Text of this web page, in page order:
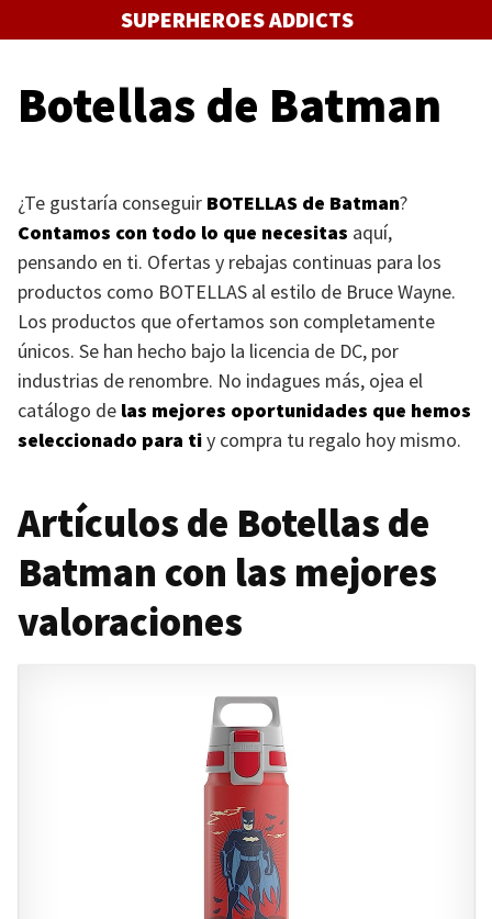
al
SUPERHEROES ADDICTS
Botellas de Batman
¿Te gustaría conseguir BOTELLAS de Batman?
Contamos con todo lo que necesitas aquí,
pensando en ti. Ofertas y rebajas continuas para los
productos como BOTELLAS al estilo de Bruce Wayne.
Los productos que ofertamos son completamente
únicos. Se han hecho bajo la licencia de DC, por
industrias de renombre. No indagues más, ojea el
catálogo de las mejores oportunidades que hemos
seleccionado para tiy compra tu regalo hoy mismo.
Artículos de Botellas de
Batman con las mejores
valoraciones